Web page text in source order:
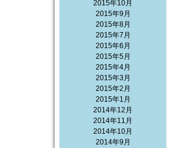
2015年10月
2015年9月
2015年8月
2015年7月
2015年6月
2015年5月
2015年4月
2015年3月
2015年2月
2015年1月
2014年12月
2014年11月
2014年10月
2014年9月